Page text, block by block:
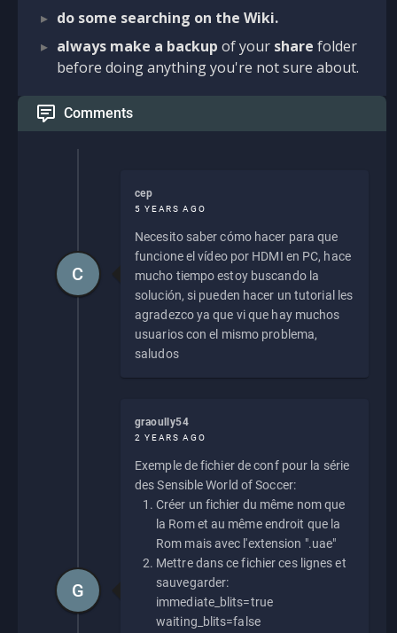
do some searching on the Wiki.
always make a backup of your share folder
before doing anything you're not sure about.
Comments
cep
5 YEARS AGO
Necesito saber cómo hacer para que
funcione el vídeo por HDMI en PC, hace
mucho tiempo estoy buscando la
solución, si pueden hacer un tutorial les
agradezco ya que vi que hay muchos
usuarios con el mismo problema,
saludos
C
graoully54
2 YEARS AGO
Exemple de fichier de conf pour la série
des Sensible World of Soccer:
Créer un fichier du même nom que
la Rom et au même endroit que la
Rom mais avec l'extension ".uae"
Mettre dans ce fichier ces lignes et
sauvegarder:
immediate_blits=true
waiting_blits=false
G